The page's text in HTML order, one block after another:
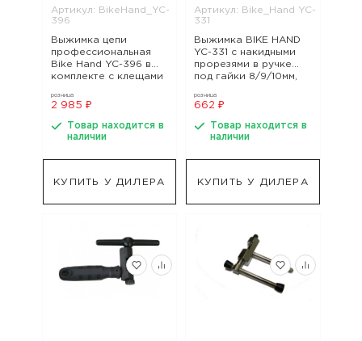
Артикул: BikeHand_YC-
396
Выжимка цепи
профессиональная
Bike Hand YC-396 в
комплекте с клещами
звеньев, арт.
розница
2 985 ₽
Товар находится в
наличии
КУПИТЬ У ДИЛЕРА
Артикул: Bike_Hand YC-
331
Выжимка BIKE HAND
YC-331 с накидными
прорезями в ручке
под гайки 8/9/10мм,
розница
662 ₽
Товар находится в
наличии
КУПИТЬ У ДИЛЕРА